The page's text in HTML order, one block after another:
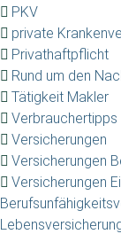
PKV
private
Privathaftpflicht
Rund um den
Tätigkeit Makler
Verbrauchertipps
Versicherungen
Versicherungen
Versicherungen